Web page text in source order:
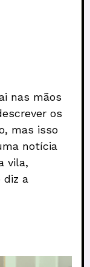
nas mãos
os
mas isso
notícia
vila,
diz a